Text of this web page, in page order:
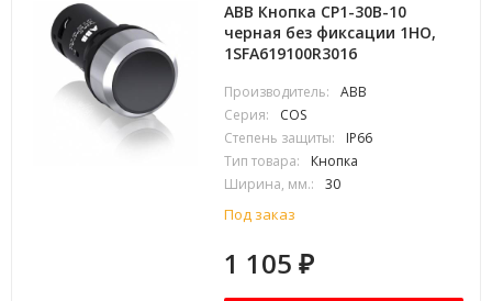
ABB Кнопка CP1-30B-10
черная без фиксации 1HO,
1SFA619100R3016
Производитель:
ABB
Серия:
COS
Степень защиты:
IP66
Тип товара:
Кнопка
Ширина, мм.:
30
Под заказ
1 105₽